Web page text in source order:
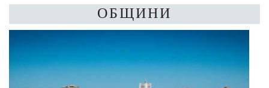
ОБЩИНИ